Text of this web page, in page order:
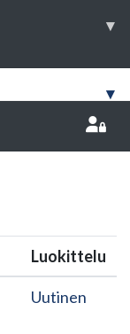
▾
▾
Luokittelu
Uutinen